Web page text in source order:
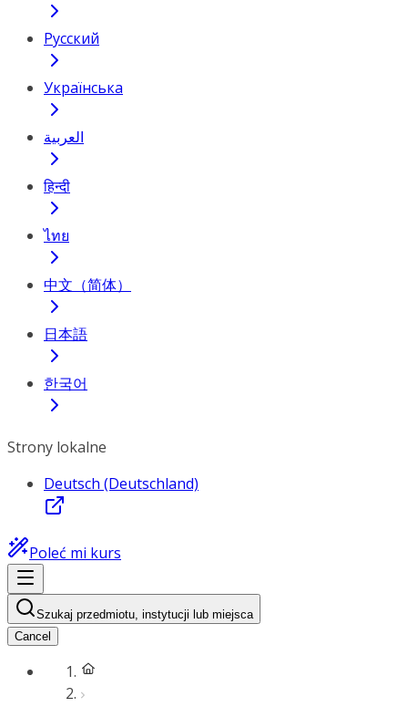
Русский
Українська
العربية
हिन्दी
ไทย
中文（简体）
日本語
한국어
Strony lokalne
Deutsch (Deutschland)
Poleć mi kurs
Szukaj przedmiotu, instytucji lub miejsca
Cancel